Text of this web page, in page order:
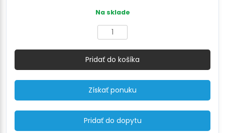
Na sklade
množstvo
Automatická
balička
paliet
EASY-
IN
Pridať do košíka
Získať ponuku
Pridať do dopytu